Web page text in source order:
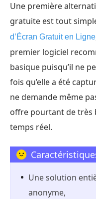
Une première
gratuite est tout
d’Écran Gratuit en Ligne
premier logiciel
basique puisqu’il ne
fois qu’elle a été
ne demande même
offre pourtant de très
temps réel.
Une solution
anonyme,